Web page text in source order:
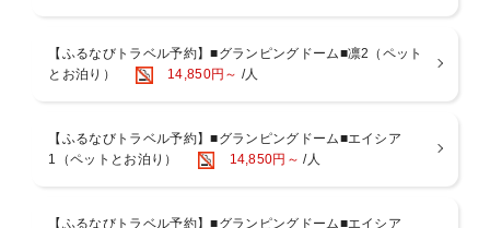
お部屋や専用ダイニングへの持ち込みもOK
2.セントラルハウスにて、スキレット、ざるやボウルなどの調理器具
各お部屋の専用キッチンで調理してお楽しみいただけます
4.夜はマシュマロを無料配布。焚火での焼きマシュマロは絶品です！
6.宿泊棟の天然温泉も宿泊料金に含まれています（入浴時間：15時か
【ふるなびトラベル予約】■グランピングドーム■凛2（ペット
とお泊り）
14,850円～ /人
【ふるなびトラベル予約】■グランピングドーム■エイシア
1（ペットとお泊り）
14,850円～ /人
【ふるなびトラベル予約】■グランピングドーム■エイシア